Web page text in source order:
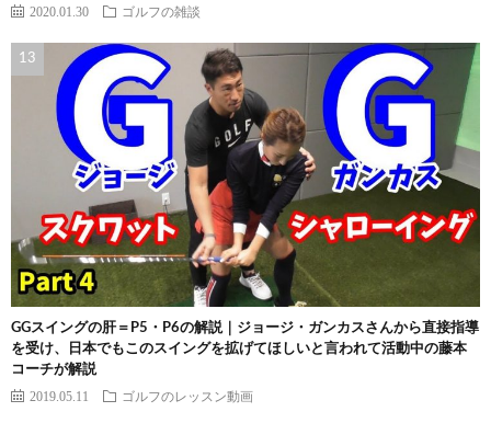
2020.01.30 ゴルフの雑談
GGスイングの肝＝P5・P6の解説｜ジョージ・ガンカスさんから直接指導
を受け、日本でもこのスイングを拡げてほしいと言われて活動中の藤本
コーチが解説
2019.05.11 ゴルフのレッスン動画